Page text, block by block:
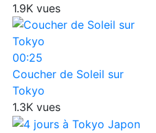
1.9K vues
00:25
Coucher de Soleil sur
Tokyo
1.3K vues